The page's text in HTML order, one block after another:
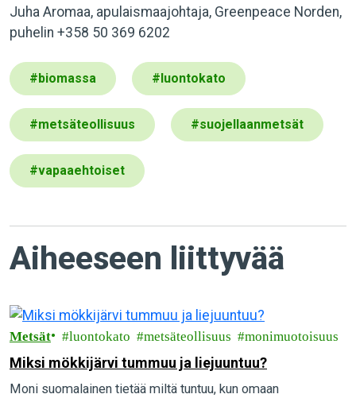
Juha Aromaa, apulaismaajohtaja, Greenpeace Norden,
puhelin +358 50 369 6202
#biomassa #luontokato
#metsäteollisuus #suojellaanmetsät
#vapaaehtoiset
Aiheeseen liittyvää
Metsät luontokato metsäteollisuus monimuotoisuus
Miksi mökkijärvi tummuu ja liejuuntuu?
Moni suomalainen tietää miltä tuntuu, kun omaan